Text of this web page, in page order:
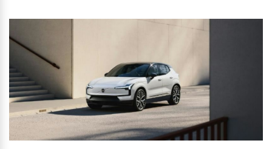
Gebrauchtwagen
Aktuelle Zubehörangebote
Zubehörkatalog
Aktuelle Serviceangebote
Unsere News & Events